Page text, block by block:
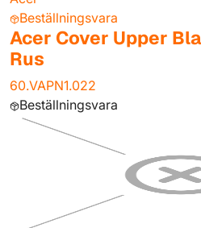
Beställningsvara
Acer Cover Upper
Rus
60.VAPN1.022
Beställningsvara